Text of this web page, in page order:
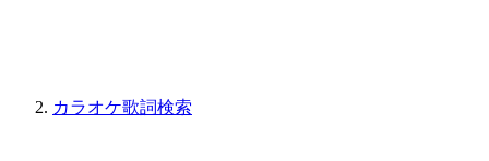
カラオケ歌詞検索